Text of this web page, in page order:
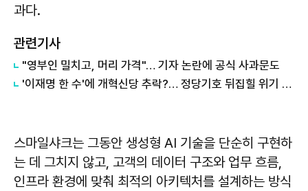
과다.
관련기사
"영부인 밀치고, 머리 가격"… 기자 논란에 공식 사과문도
'이재명 한 수'에 개혁신당 추락?… 정당기호 뒤집힐 위기 처했다
스마일샤크는 그동안 생성형 AI 기술을 단순히 구현하
는 데 그치지 않고, 고객의 데이터 구조와 업무 흐름,
인프라 환경에 맞춰 최적의 아키텍처를 설계하는 방식